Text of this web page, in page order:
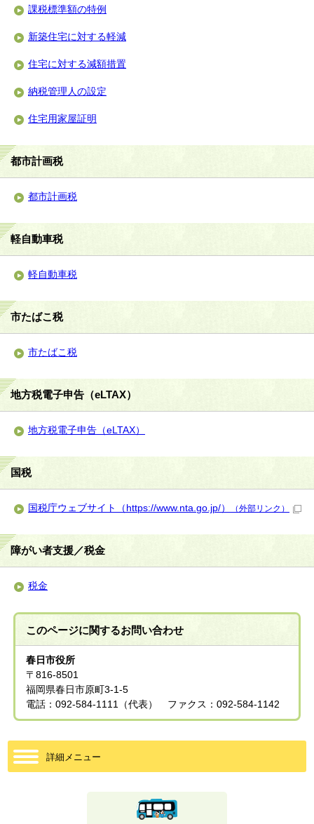
課税標準額の特例
新築住宅に対する軽減
住宅に対する減額措置
納税管理人の設定
住宅用家屋証明
都市計画税
都市計画税
軽自動車税
軽自動車税
市たばこ税
市たばこ税
地方税電子申告（eLTAX）
地方税電子申告（eLTAX）
国税
国税庁ウェブサイト（https://www.nta.go.jp/） （外部リンク）
障がい者支援／税金
税金
このページに関するお問い合わせ
春日市役所
〒816-8501
福岡県春日市原町3-1-5
電話：092-584-1111（代表） ファクス：092-584-1142
詳細メニュー